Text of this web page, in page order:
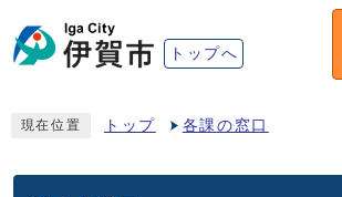
トップへ
現在位置 トップ 各課の窓口